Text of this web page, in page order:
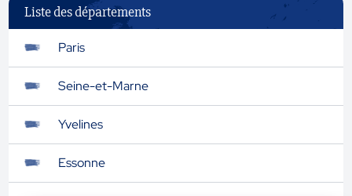
Liste des départements
Paris
Seine-et-Marne
Yvelines
Essonne